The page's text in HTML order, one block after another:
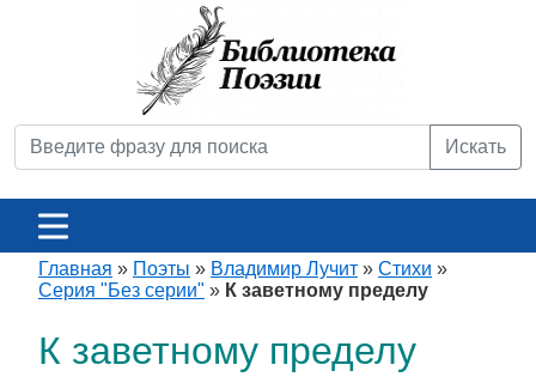
Искать
Главная » Поэты » Владимир Лучит » Стихи »
Серия "Без серии" » К заветному пределу
К заветному пределу